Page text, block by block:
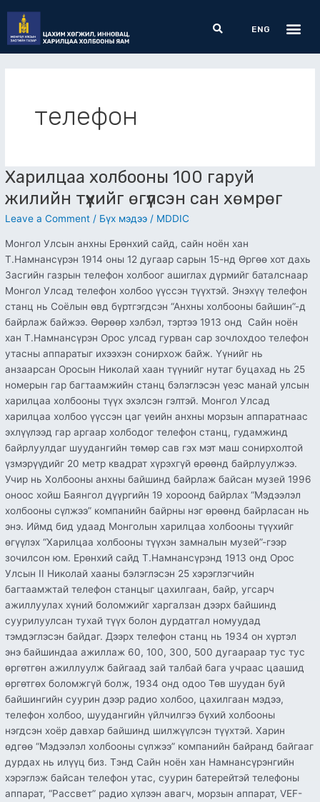
content
Search
ENG
телефон
Харилцаа холбооны 100 гаруй
жилийн түүхийг өгүүлсэн сан хөмрөг
Leave a Comment / Бүх мэдээ / MDDIC
Монгол Улсын анхны Ерөнхий сайд, сайн ноён хан
Т.Намнансүрэн 1914 оны 12 дугаар сарын 15-нд Өргөө хот дахь
Засгийн газрын телефон холбоог ашиглах дүрмийг баталснаар
Монгол Улсад телефон холбоо үүссэн түүхтэй. Энэхүү телефон
станц нь Соёлын өвд бүртгэгдсэн “Анхны холбооны байшин”-д
байрлаж байжээ. Өөрөөр хэлбэл, тэртээ 1913 онд Сайн ноён
хан Т.Намнансүрэн Орос улсад гурван сар зочлохдоо телефон
утасны аппаратыг ихээхэн сонирхож байж. Үүнийг нь
анзаарсан Оросын Николай хаан түүнийг нутаг буцахад нь 25
номерын гар багтаамжийн станц бэлэглэсэн үеэс манай улсын
харилцаа холбооны түүх эхэлсэн гэлтэй. Монгол Улсад
харилцаа холбоо үүссэн цаг үеийн анхны морзын аппаратнаас
эхлүүлээд гар аргаар холбодог телефон станц, гудамжинд
байрлуулдаг шуудангийн төмөр сав гэх мэт маш сонирхолтой
үзмэрүүдийг 20 метр квадрат хүрэхгүй өрөөнд байрлуулжээ.
Учир нь Холбооны анхны байшинд байрлаж байсан музей 1996
оноос хойш Баянгол дүүргийн 19 хороонд байрлах “Мэдээлэл
холбооны сүлжээ” компанийн байрны нэг өрөөнд байрласан нь
энэ. Иймд бид удаад Монголын харилцаа холбооны түүхийг
өгүүлэх “Харилцаа холбооны түүхэн замналын музей”-гээр
зочилсон юм. Ерөнхий сайд Т.Намнансүрэнд 1913 онд Орос
Улсын II Николай хааны бэлэглэсэн 25 хэрэглэгчийн
багтаамжтай телефон станцыг цахилгаан, байр, угсарч
ажиллуулах хүний боломжийг харгалзан дээрх байшинд
суурилуулсан тухай түүх болон дурдатгал номуудад
тэмдэглэсэн байдаг. Дээрх телефон станц нь 1934 он хүртэл
энэ байшиндаа ажиллаж 60, 100, 300, 500 дугаараар тус тус
өргөтгөн ажиллуулж байгаад зай талбай бага учраас цаашид
өргөтгөх боломжгүй болж, 1934 онд одоо Төв шуудан буй
байшингийн суурин дээр радио холбоо, цахилгаан мэдээ,
телефон холбоо, шуудангийн үйлчилгээ бүхий холбооны
нэгдсэн хоёр давхар байшинд шилжүүлсэн түүхтэй. Харин
өдгөө “Мэдээлэл холбооны сүлжээ” компанийн байранд байгааг
дурдах нь илүүц биз. Тэнд Сайн ноён хан Намнансүрэнгийн
хэрэглэж байсан телефон утас, суурин батерейтэй телефоны
аппарат, “Рассвет” радио хүлээн авагч, морзын аппарат, VEF-
Харилцаа
холбооны
100
гаруй